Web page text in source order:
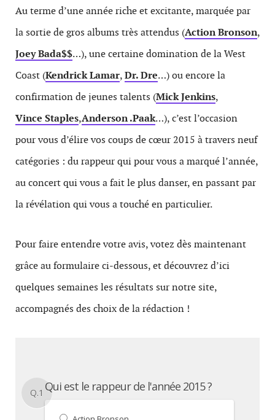
Au terme d’une année riche et excitante, marquée par
la sortie de gros albums très attendus (Action Bronson,
Joey Bada$$…), une certaine domination de la West
Coast (Kendrick Lamar,Dr. Dre…) ou encore la
confirmation de jeunes talents (Mick Jenkins,
Vince Staples,Anderson .Paak…), c’est l’occasion
pour vous d’élire vos coups de cœur 2015 à travers neuf
catégories : du rappeur qui pour vous a marqué l’année,
au concert qui vous a fait le plus danser, en passant par
la révélation qui vous a touché en particulier.
Pour faire entendre votre avis, votez dès maintenant
grâce au formulaire ci-dessous, et découvrez d’ici
quelques semaines les résultats sur notre site,
accompagnés des choix de la rédaction !